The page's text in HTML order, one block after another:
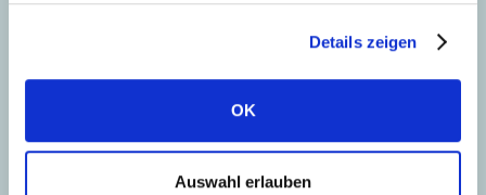
Details zeigen
OK
Auswahl erlauben
Introduzione al
commissioning
Leggi la guida Guarda il tutorial